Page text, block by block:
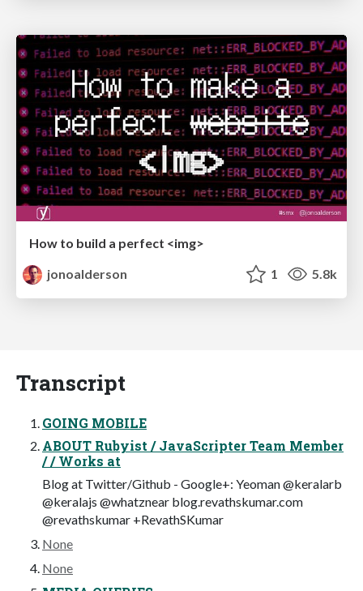
How to build a perfect <img>
jonoalderson
1 5.8k
Transcript
GOING MOBILE
ABOUT Rubyist / JavaScripter Team Member
/ / Works at
Blog at Twitter/Github - Google+: Yeoman @keralarb
@keralajs @whatznear blog.revathskumar.com
@revathskumar +RevathSKumar
None
None